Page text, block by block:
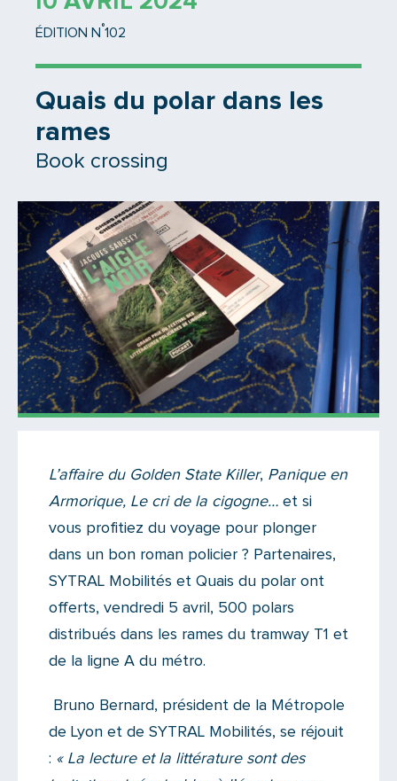
ÉDITION N °102
Quais du polar dans les
rames
Book crossing
Il n'y a aucun commentaire...
Ajoutez le vôtre
L’affaire du Golden State Killer, Panique en
Armorique, Le cri de la cigogne… et si
vous profitiez du voyage pour plonger
dans un bon roman policier ? Partenaires,
SYTRAL Mobilités et Quais du polar ont
offerts, vendredi 5 avril, 500 polars
distribués dans les rames du tramway T1 et
de la ligne A du métro.
Bruno Bernard, président de la Métropole
de Lyon et de SYTRAL Mobilités, se réjouit
: « La lecture et la littérature sont des